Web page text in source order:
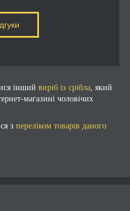
інший виріб із срібла , який
магазині чоловічих
з переліком товарів даного